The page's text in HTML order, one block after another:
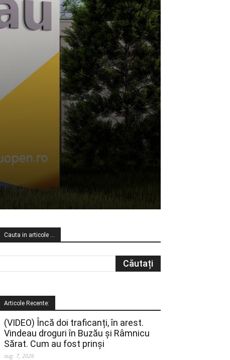
Cauta in articole …
Articole Recente:
(VIDEO) Încă doi traficanți, în arest.
Vindeau droguri în Buzău și Râmnicu
Sărat. Cum au fost prinși
aug. 7, 2026